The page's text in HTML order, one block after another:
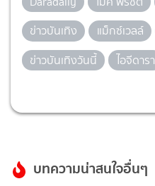
ข่าวบันเทิง
แม็กซ์เวลล์
ข่าวบันเทิงวันนี้
ไอจีดารา
บทความน่าสนใจอื่นๆ